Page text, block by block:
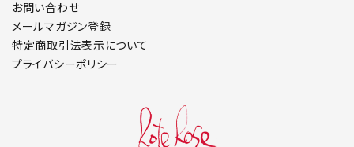
お問い合わせ
メールマガジン登録
特定商取引法表示について
プライバシーポリシー